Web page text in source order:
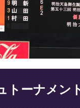
トーナメン